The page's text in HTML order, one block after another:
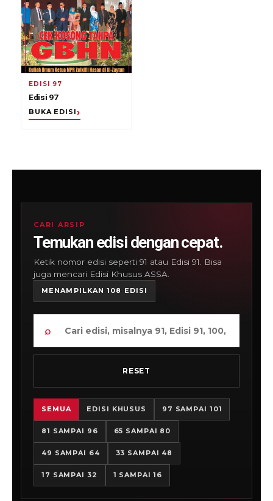
EDISI 97
Edisi 97
BUKA EDISI
CARI ARSIP
Temukan edisi dengan cepat.
Ketik nomor edisi seperti 91 atau Edisi 91. Bisa
juga mencari Edisi Khusus ASSA.
MENAMPILKAN 108 EDISI
⌕
RESET
SEMUA EDISI KHUSUS 97 SAMPAI 101
81 SAMPAI 96 65 SAMPAI 80
49 SAMPAI 64 33 SAMPAI 48
17 SAMPAI 32 1 SAMPAI 16